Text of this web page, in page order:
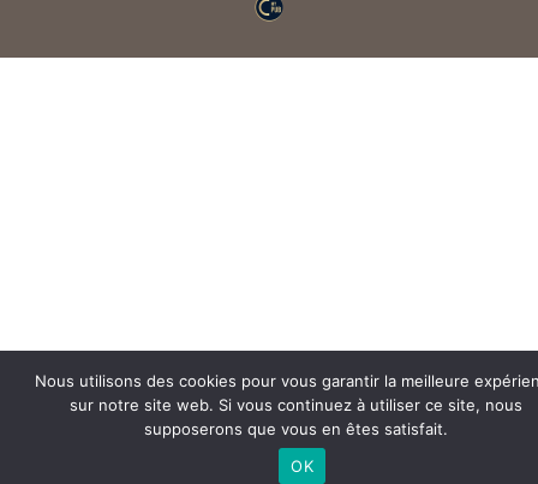
Nous utilisons des cookies pour vous garantir la meilleure
sur notre site web. Si vous continuez à utiliser ce site, nous
supposerons que vous en êtes satisfait.
OK